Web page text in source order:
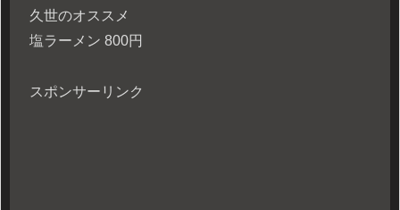
久世のオススメ
塩ラーメン 800円
スポンサーリンク